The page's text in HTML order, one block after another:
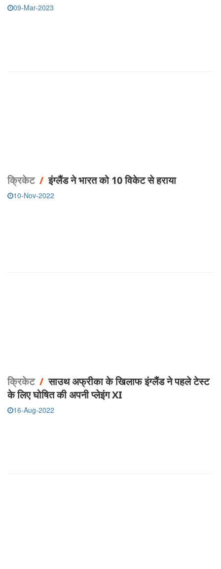
09-Mar-2023
क्रिकेट/इंग्लैंड ने भारत को 10 विकेट से हराया
10-Nov-2022
क्रिकेट/साउथ अफ्रीका के खिलाफ इंग्लैंड ने पहले टेस्ट
के लिए घोषित की अपनी प्लेइंग XI
16-Aug-2022